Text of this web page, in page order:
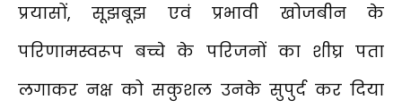
प्रयासों, सूझबूझ एवं प्रभावी खोजबीन के
परिणामस्वरूप बच्चे के परिजनों का शीघ्र पता
लगाकर नक्ष को सकुशल उनके सुपुर्द कर दिया